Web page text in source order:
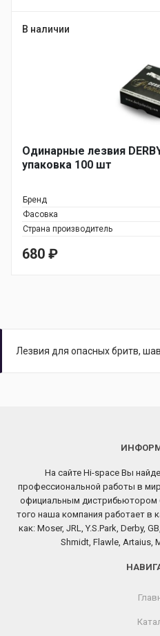
В наличии
Одинарные лезвия
упаковка 100 шт
Бренд
Фасовка
Страна производитель
680 ₽
Лезвия для опасных бритв,
На сайте Hi-space Вы
профессиональной работы в
официальным дистрибьютором
того наша компания работает в
как: Moser, JRL, Y.S.Park, Derby,
Shmidt, Flawle, Artaius,